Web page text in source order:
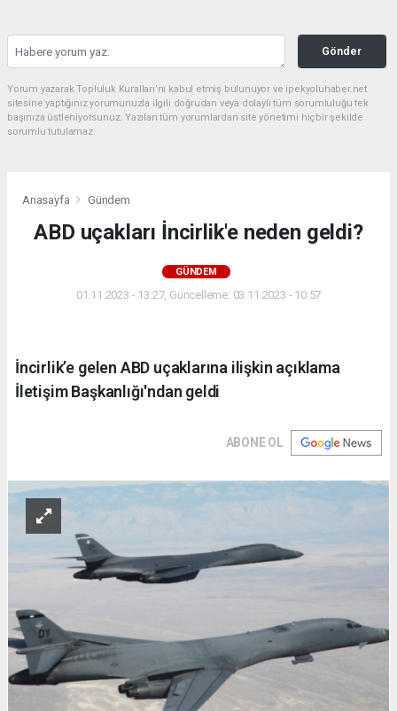
Gönder
Yorum yazarak Topluluk Kuralları’nı kabul etmiş bulunuyor ve ipekyoluhaber.net
sitesine yaptığınız yorumunuzla ilgili doğrudan veya dolaylı tüm sorumluluğu tek
başınıza üstleniyorsunuz. Yazılan tüm yorumlardan site yönetimi hiçbir şekilde
sorumlu tutulamaz.
Anasayfa Gündem
ABD uçakları İncirlik'e neden geldi?
GÜNDEM
01.11.2023 - 13:27, Güncelleme: 03.11.2023 - 10:57
İncirlik’e gelen ABD uçaklarına ilişkin açıklama
İletişim Başkanlığı'ndan geldi
ABONE OL